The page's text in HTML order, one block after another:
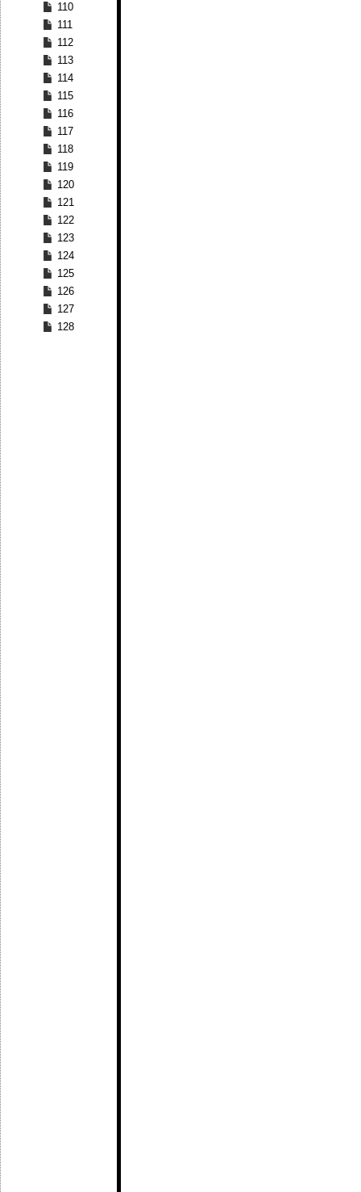
110
111
112
113
114
115
116
117
118
119
120
121
122
123
124
125
126
127
128